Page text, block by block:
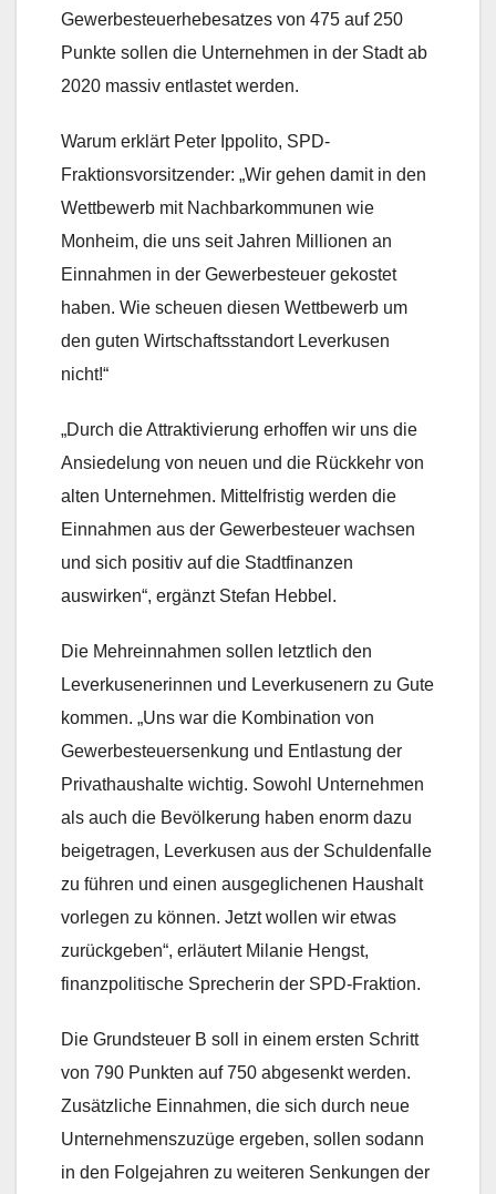
Gewerbesteuerhebesatzes von 475 auf 250
Punkte sollen die Unternehmen in der Stadt ab
2020 massiv entlastet werden.
Warum erklärt Peter Ippolito, SPD-
Fraktionsvorsitzender: „Wir gehen damit in den
Wettbewerb mit Nachbarkommunen wie
Monheim, die uns seit Jahren Millionen an
Einnahmen in der Gewerbesteuer gekostet
haben. Wie scheuen diesen Wettbewerb um
den guten Wirtschaftsstandort Leverkusen
nicht!“
„Durch die Attraktivierung erhoffen wir uns die
Ansiedelung von neuen und die Rückkehr von
alten Unternehmen. Mittelfristig werden die
Einnahmen aus der Gewerbesteuer wachsen
und sich positiv auf die Stadtfinanzen
auswirken“, ergänzt Stefan Hebbel.
Die Mehreinnahmen sollen letztlich den
Leverkusenerinnen und Leverkusenern zu Gute
kommen. „Uns war die Kombination von
Gewerbesteuersenkung und Entlastung der
Privathaushalte wichtig. Sowohl Unternehmen
als auch die Bevölkerung haben enorm dazu
beigetragen, Leverkusen aus der Schuldenfalle
zu führen und einen ausgeglichenen Haushalt
vorlegen zu können. Jetzt wollen wir etwas
zurückgeben“, erläutert Milanie Hengst,
finanzpolitische Sprecherin der SPD-Fraktion.
Die Grundsteuer B soll in einem ersten Schritt
von 790 Punkten auf 750 abgesenkt werden.
Zusätzliche Einnahmen, die sich durch neue
Unternehmenszuzüge ergeben, sollen sodann
in den Folgejahren zu weiteren Senkungen der